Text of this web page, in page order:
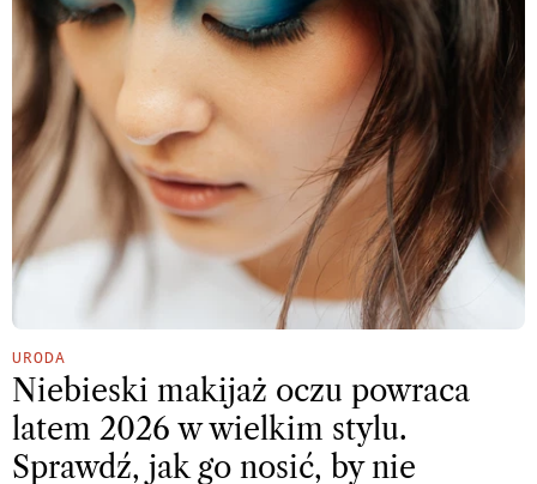
URODA
Niebieski makijaż oczu powraca
latem 2026 w wielkim stylu.
Sprawdź, jak go nosić, by nie